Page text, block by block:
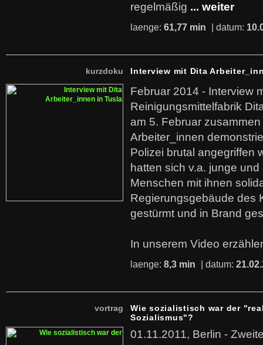
regelmäßig ... weiter
laenge: 61,77 min | datum:
kurzdoku Interview mit Dita
Februar 2014 - Interview
Reinigungsmittelfabrik
am 5. Februar
Arbeiter_innen
Polizei brutal angegriffen
hatten sich v.a. junge
Menschen mit ihnen
Regierungsgebäude des
gestürmt und in Brand
In unserem Video
laenge: 8,3 min | datum:
vortrag
Wie sozialistisch war der
Sozialismus"?
01.11.2011, Berlin -